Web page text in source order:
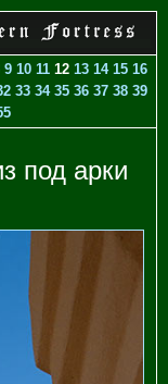
9 10 11 12 13 14 15 16
33 34 35 36 37 38 39
под арки